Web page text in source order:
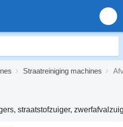
Straatreiniging machines
straatstofzuiger,